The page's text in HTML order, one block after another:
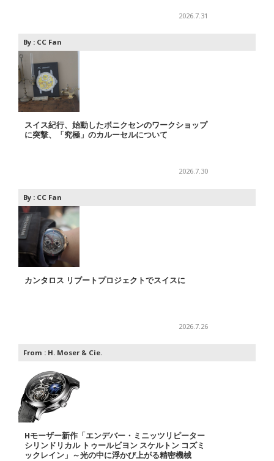
2026.7.31
By : CC Fan
スイス紀行、始動したボニクセンのワークショップ
に突撃、「究極」のカルーセルについて
2026.7.30
By : CC Fan
カンタロス リブートプロジェクトでスイスに
2026.7.26
From : H. Moser & Cie.
Hモーザー新作「エンデバー・ミニッツリピーター
シリンドリカル トゥールビヨン スケルトン コズミ
ックレイン」～光の中に浮かび上がる精密機械